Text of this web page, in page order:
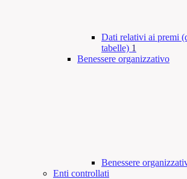
Dati relativi ai premi
tabelle) 1
Benessere organizzativo
Benessere
Enti controllati